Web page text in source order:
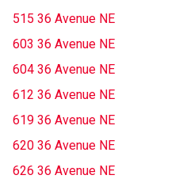
515 36 Avenue NE
603 36 Avenue NE
604 36 Avenue NE
612 36 Avenue NE
619 36 Avenue NE
620 36 Avenue NE
626 36 Avenue NE